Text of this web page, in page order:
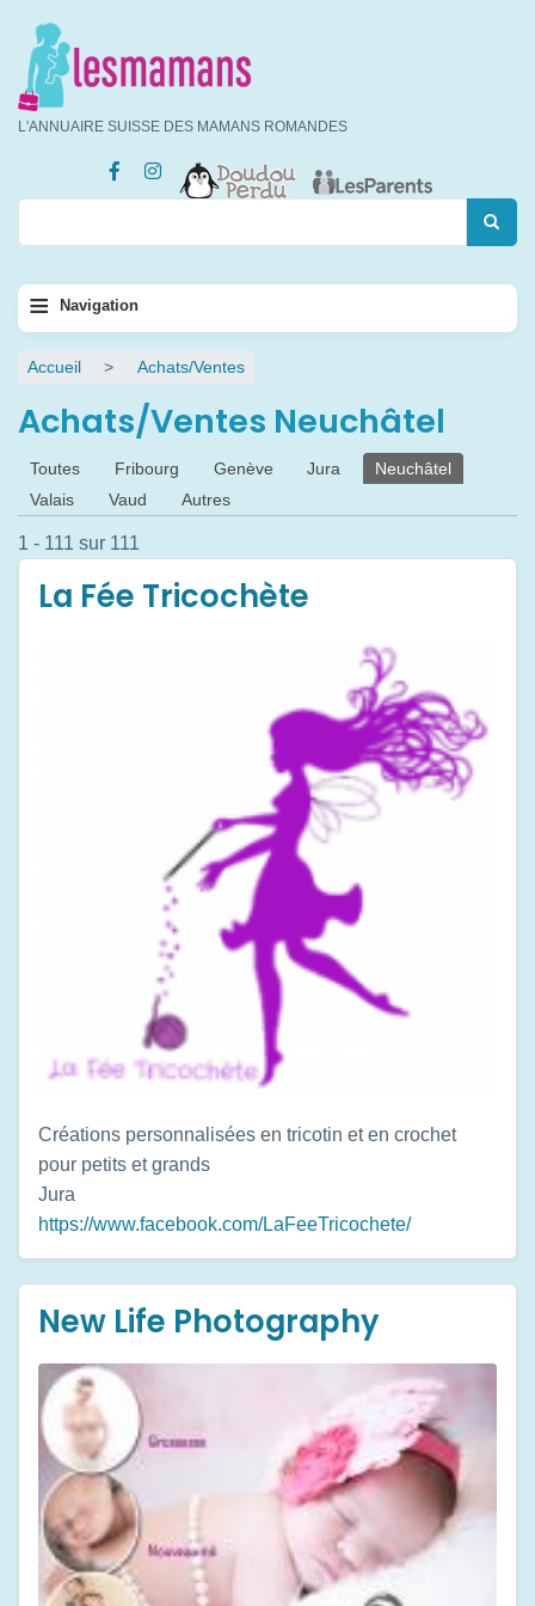
contenu
principal
L'ANNUAIRE SUISSE DES MAMANS ROMANDES
Rechercher
Navigation
principale
≡ Navigation
Fil
d'Ariane
Accueil Achats/Ventes
Achats/Ventes Neuchâtel
Onglets
principaux
Toutes Fribourg Genève Jura
Neuchâtel
Valais
Vaud Autres
1 - 111 sur 111
La Fée Tricochète
Créations personnalisées en tricotin et en crochet
pour petits et grands
Jura
https://www.facebook.com/LaFeeTricochete/
New Life Photography